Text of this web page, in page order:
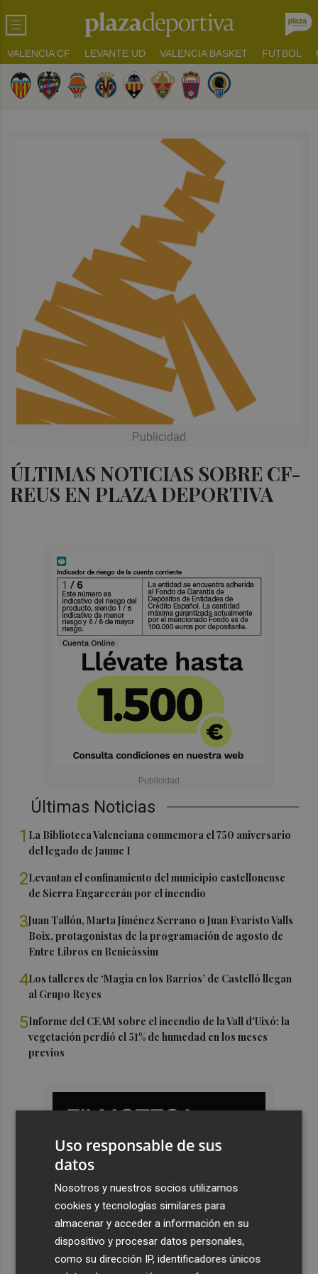
VALENCIA CF LEVANTE UD VALENCIA BASKET FUTBOL
ÚLTIMAS NOTICIAS SOBRE CF-
REUS EN PLAZA DEPORTIVA
Últimas Noticias
1 La Biblioteca Valenciana conmemora el 750 aniversario
del legado de Jaume I
2Levantan el confinamiento del municipio castellonense
de Sierra Engarcerán por el incendio
3Juan Tallón, Marta Jiménez Serrano o Juan Evaristo Valls
Boix, protagonistas de la programación de agosto de
Entre Libros en Benicàssim
4Los talleres de ‘Magia en los Barrios’ de Castelló llegan
al Grupo Reyes
5Informe del CEAM sobre el incendio de la Vall d'Uixó: la
vegetación perdió el 51% de humedad en los meses
previos
Uso responsable de sus
datos
Nosotros y nuestros socios utilizamos
cookies y tecnologías similares para
almacenar y acceder a información en su
dispositivo y procesar datos personales,
como su dirección IP, identificadores únicos